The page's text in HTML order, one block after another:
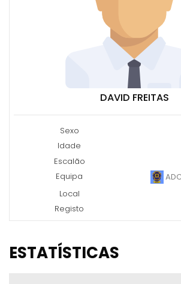
DAVID FREITAS
Sexo
Idade
Escalão
Equipa
Local
Registo
ESTATÍSTICAS